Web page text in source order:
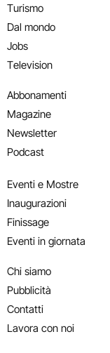
Turismo
Dal mondo
Jobs
Television
Abbonamenti
Magazine
Newsletter
Podcast
Eventi e Mostre
Inaugurazioni
Finissage
Eventi in giornata
Chi siamo
Pubblicità
Contatti
Lavora con noi